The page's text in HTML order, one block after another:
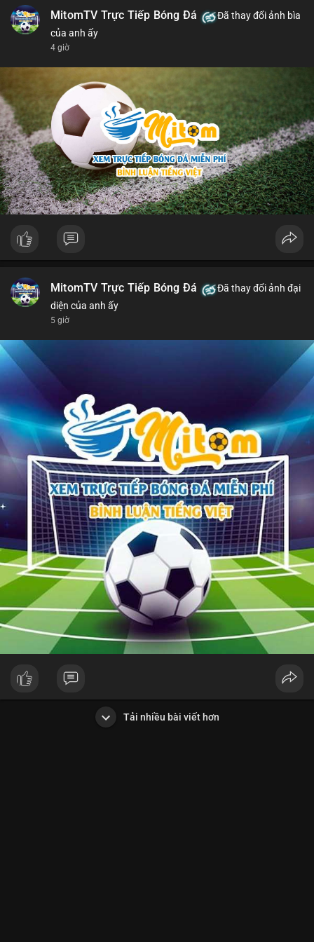
MitomTV Trực Tiếp Bóng Đá
Đã thay đổi ảnh bìa
của anh ấy
4 giờ
MitomTV Trực Tiếp Bóng Đá
Đã thay đổi ảnh đại
diện của anh ấy
5 giờ
Tải nhiều bài viết hơn